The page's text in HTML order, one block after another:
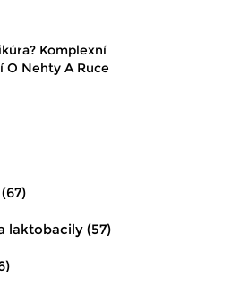
Komplexní
O Nehty A Ruce
(67)
laktobacily (57)